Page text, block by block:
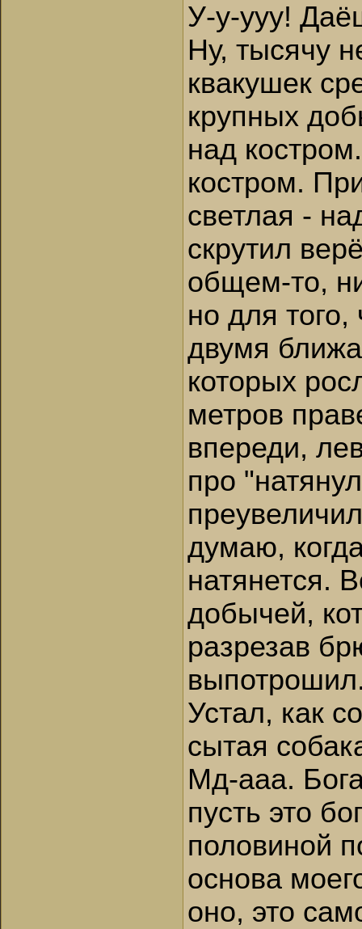
У-у-ууу!
Ну, тысячу
квакушек
крупных
над
костром.
светлая -
скрутил
общем-то,
но для
двумя
которых
метров
впереди,
про
думаю,
натянется.
добычей,
разрезав
Устал, как
сытая
Мд-ааа.
пусть это
половиной
основа
оно, это